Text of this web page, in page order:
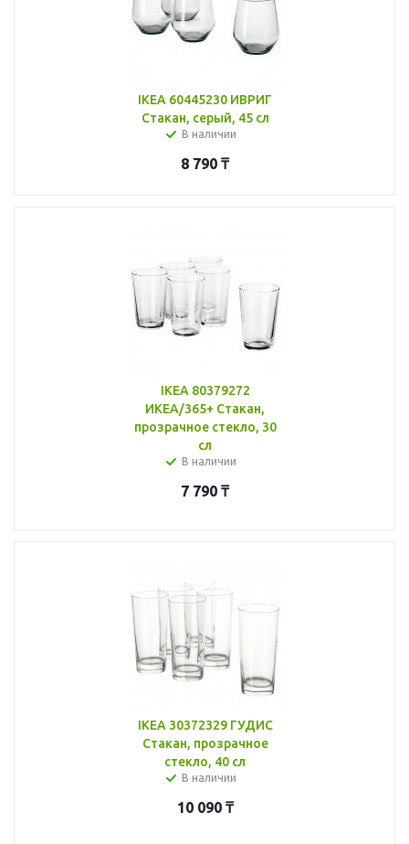
IKEA 60445230 ИВРИГ
Стакан, серый, 45 сл
В наличии
8 790 ₸
IKEA 80379272
ИКЕА/365+ Стакан,
прозрачное стекло, 30
сл
В наличии
7 790 ₸
IKEA 30372329 ГУДИС
Стакан, прозрачное
стекло, 40 сл
В наличии
10 090₸